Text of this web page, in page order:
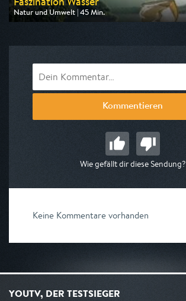
Natur und Umwelt | 45 Min.
Ausgestrahlt von ZDF info
Kommentieren
Wie gefällt dir diese Sendung?
Keine Kommentare vorhanden
YOUTV, DER TESTSIEGER